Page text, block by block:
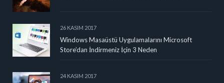
26 KASIM 2017
Windows Masaüstü Uygulamalarını Microsoft
Store’dan İndirmeniz İçin 3 Neden
24 KASIM 2017